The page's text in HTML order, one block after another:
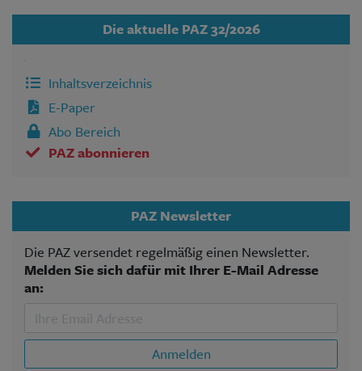
Die aktuelle PAZ 32/2026
Inhaltsverzeichnis
E-Paper
Abo Bereich
PAZ abonnieren
PAZ Newsletter
Die PAZ versendet regelmäßig einen Newsletter.
Melden Sie sich dafür mit Ihrer E-Mail Adresse
an:
Anmelden